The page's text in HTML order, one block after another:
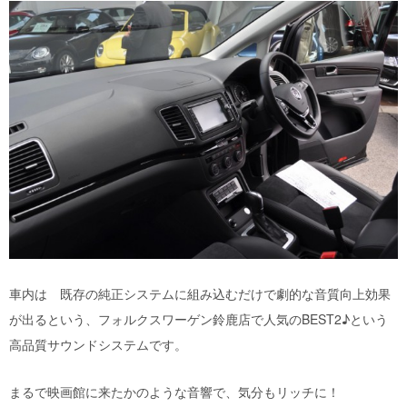
車内は 既存の純正システムに組み込むだけで劇的な音質向上効果
が出るという、フォルクスワーゲン鈴鹿店で人気のBEST2♪という
高品質サウンドシステムです。
まるで映画館に来たかのような音響で、気分もリッチに！